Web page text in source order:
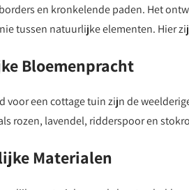
en kronkelende paden. Het
tussen natuurlijke elementen. Hier
Bloemenpracht
voor een cottage tuin zijn de
rozen, lavendel, ridderspoor en
Materialen